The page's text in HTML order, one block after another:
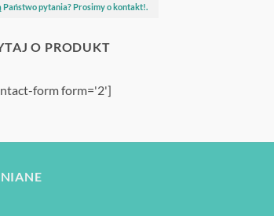
Państwo pytania? Prosimy o kontakt!.
O PRODUKT
form form='2']